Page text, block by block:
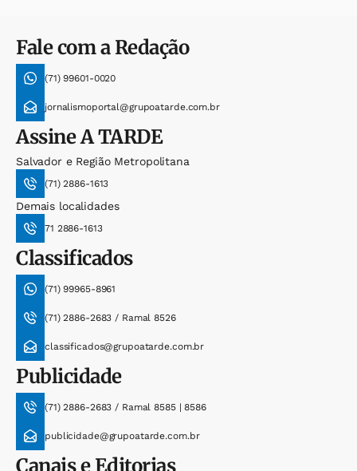
Fale com a Redação
(71) 99601-0020
jornalismoportal@grupoatarde.com.br
AssineA TARDE
Salvador e Região Metropolitana
(71) 2886-1613
Demais localidades
71 2886-1613
Classificados
(71) 99965-8961
(71) 2886-2683 / Ramal 8526
classificados@grupoatarde.com.br
Publicidade
(71) 2886-2683 / Ramal 8585 | 8586
publicidade@grupoatarde.com.br
Canais e Editorias